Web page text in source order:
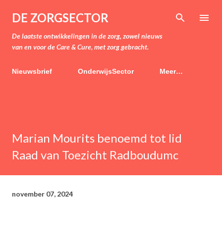
Doorgaan naar hoofdcontent
DE ZORGSECTOR
De laatste ontwikkelingen in de zorg, zowel nieuws
van en voor de Care & Cure, met zorg gebracht.
Nieuwsbrief OnderwijsSector Meer…
Marian Mourits benoemd tot lid
Raad van Toezicht Radboudumc
november 07, 2024